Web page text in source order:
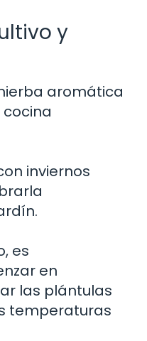
y
aromática
inviernos
es
en
las plántulas
temperaturas